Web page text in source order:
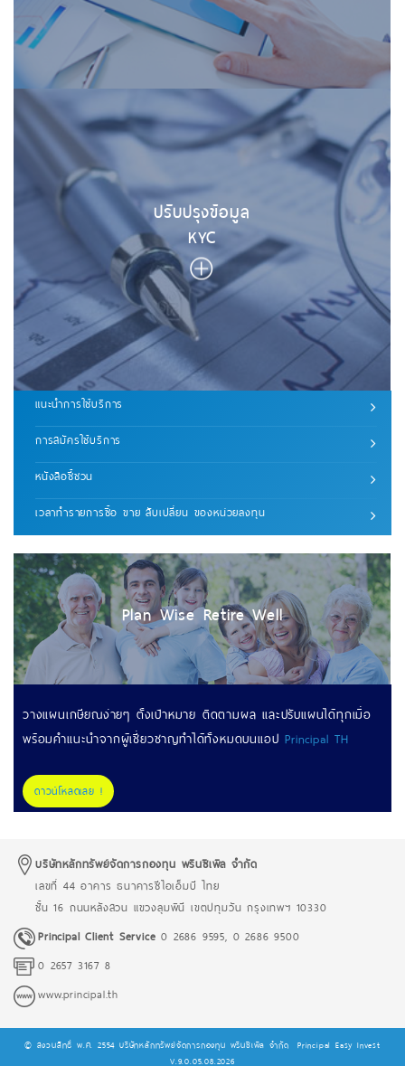
ปรับปรุงข้อมูล
KYC
แนะนำการใช้บริการ
การสมัครใช้บริการ
หนังสือชี้ชวน
เวลาทํารายการซื้อ ขาย สับเปลี่ยน ของหน่วยลงทุน
Plan Wise Retire Well
วางแผนเกษียณง่ายๆ ตั้งเป้าหมาย ติดตามผล และปรับแผนได้ทุกเมื่อ
พร้อมคำแนะนำจากผู้เชี่ยวชาญทำได้ทั้งหมดบนแอปPrincipal TH
ดาวน์โหลดเลย !
บริษัทหลักทรัพย์จัดการกองทุน พรินซิเพิล จำกัด
เลขที่ 44 อาคาร ธนาคารซีไอเอ็มบี ไทย
ชั้น 16 ถนนหลังสวน แขวงลุมพินี เขตปทุมวัน กรุงเทพฯ 10330
Principal Client Service 0 2686 9595, 0 2686 9500
0 2657 3167 8
www.principal.th
© สงวนสิทธิ์ พ.ศ. 2554 บริษัทหลักทรัพย์จัดการกองทุน พรินซิเพิล จำกัดPrincipal Easy Invest
V.9.0.05.08.2026